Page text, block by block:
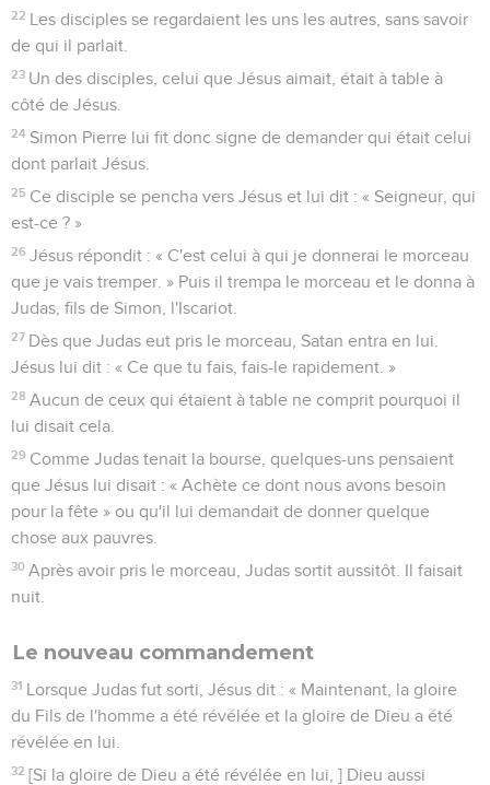
22 Les disciples se regardaient les uns les autres, sans savoir
de qui il parlait.
23 Un des disciples, celui que Jésus aimait, était à table à
côté de Jésus.
24 Simon Pierre lui fit donc signe de demander qui était celui
dont parlait Jésus.
25 Ce disciple se pencha vers Jésus et lui dit : « Seigneur, qui
est-ce ? »
26 Jésus répondit : « C'est celui à qui je donnerai le morceau
que je vais tremper. » Puis il trempa le morceau et le donna à
Judas, fils de Simon, l'Iscariot.
27 Dès que Judas eut pris le morceau, Satan entra en lui.
Jésus lui dit : « Ce que tu fais, fais-le rapidement. »
28 Aucun de ceux qui étaient à table ne comprit pourquoi il
lui disait cela.
29 Comme Judas tenait la bourse, quelques-uns pensaient
que Jésus lui disait : « Achète ce dont nous avons besoin
pour la fête » ou qu'il lui demandait de donner quelque
chose aux pauvres.
30 Après avoir pris le morceau, Judas sortit aussitôt. Il faisait
nuit.
Le nouveau commandement
31 Lorsque Judas fut sorti, Jésus dit : « Maintenant, la gloire
du Fils de l'homme a été révélée et la gloire de Dieu a été
révélée en lui.
32 [Si la gloire de Dieu a été révélée en lui, ] Dieu aussi